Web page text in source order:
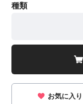
種類
お気に入り